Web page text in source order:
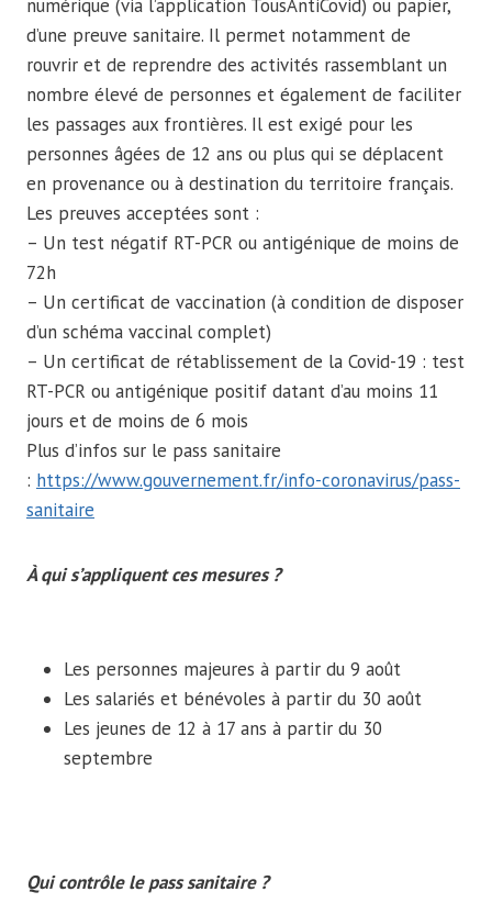
numérique (via l’application TousAntiCovid) ou papier,
d’une preuve sanitaire. Il permet notamment de
rouvrir et de reprendre des activités rassemblant un
nombre élevé de personnes et également de faciliter
les passages aux frontières. Il est exigé pour les
personnes âgées de 12 ans ou plus qui se déplacent
en provenance ou à destination du territoire français.
Les preuves acceptées sont :
– Un test négatif RT-PCR ou antigénique de moins de
72h
– Un certificat de vaccination (à condition de disposer
d’un schéma vaccinal complet)
– Un certificat de rétablissement de la Covid-19 : test
RT-PCR ou antigénique positif datant d’au moins 11
jours et de moins de 6 mois
Plus d’infos sur le pass sanitaire
: https://www.gouvernement.fr/info-coronavirus/pass-
sanitaire
À qui s’appliquent ces mesures ?
Les personnes majeures à partir du 9 août
Les salariés et bénévoles à partir du 30 août
Les jeunes de 12 à 17 ans à partir du 30
septembre
Qui contrôle le pass sanitaire ?